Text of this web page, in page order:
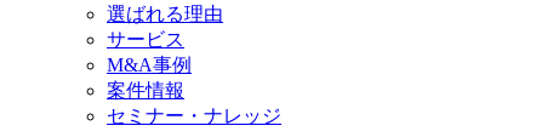
選ばれる理由
サービス
M&A事例
案件情報
セミナー・ナレッジ